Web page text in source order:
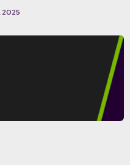
2025